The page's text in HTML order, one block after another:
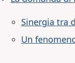
Sinergia tra
Un